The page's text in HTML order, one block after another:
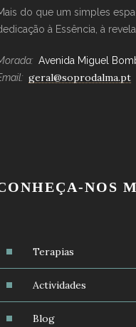
do que um simples
à Essência, à
Avenida Miguel
geral@soprodalma.pt
NOS
Terapias
Actividades
Blog